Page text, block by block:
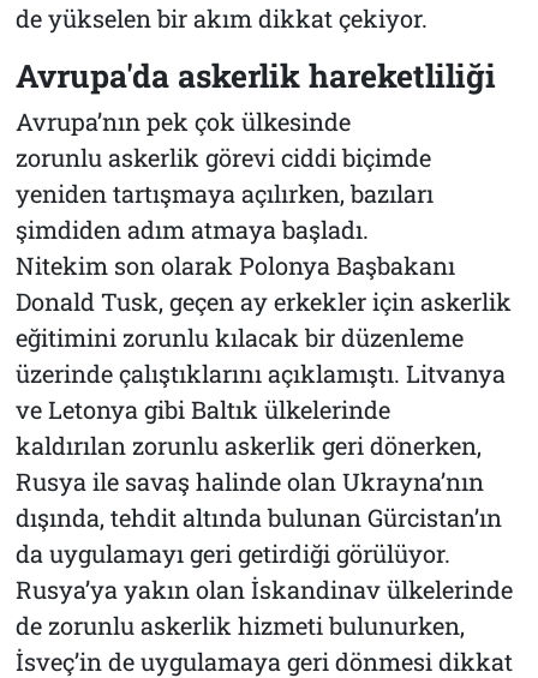
de yükselen bir akım dikkat çekiyor.
Avrupa'da askerlik hareketliliği
Avrupa’nın pek çok ülkesinde
zorunlu askerlik görevi ciddi biçimde
yeniden tartışmaya açılırken, bazıları
şimdiden adım atmaya başladı.
Nitekim son olarak Polonya Başbakanı
Donald Tusk, geçen ay erkekler için askerlik
eğitimini zorunlu kılacak bir düzenleme
üzerinde çalıştıklarını açıklamıştı. Litvanya
ve Letonya gibi Baltık ülkelerinde
kaldırılan zorunlu askerlik geri dönerken,
Rusya ile savaş halinde olan Ukrayna’nın
dışında, tehdit altında bulunan Gürcistan’ın
da uygulamayı geri getirdiği görülüyor.
Rusya’ya yakın olan İskandinav ülkelerinde
de zorunlu askerlik hizmeti bulunurken,
İsveç’in de uygulamaya geri dönmesi dikkat